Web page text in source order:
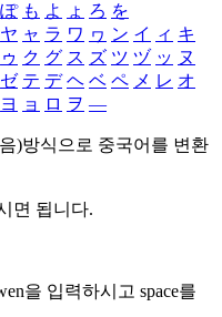
ぽ も よ ょ ろ を
ヤ ャ ラ ワ ヮ ン イ ィ キ
ゥ ク グ ス ズ ツ ヅ ッ ヌ
ゼ テ デ ヘ ベ ペ メ レ オ
ヨ ョ ロ ヲ ―
)방식으로 중국어를 변환
면 됩니다.
을 입력하시고 space를